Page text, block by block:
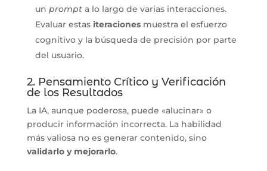
un prompta lo largo de varias interacciones.
Evaluar estas iteracionesmuestra el esfuerzo
cognitivo y la búsqueda de precisión por parte
del usuario.
2. Pensamiento Crítico y Verificación
de los Resultados
La IA, aunque poderosa, puede «alucinar» o
producir información incorrecta. La habilidad
más valiosa no es generar contenido, sino
validarlo y mejorarlo.